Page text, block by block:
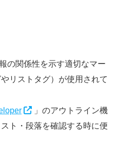
の関係性を示す適切なマー
リストタグ）が使用されて
」のアウトライン機
ト・段落を確認する時に便